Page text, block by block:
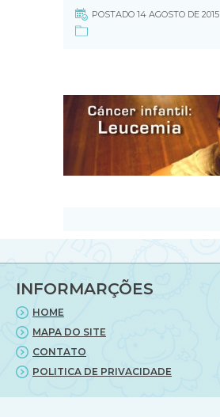
POSTADO 14 AGOSTO DE 2015
INFORMARÇÕES
HOME
MAPA DO SITE
CONTATO
POLITICA DE PRIVACIDADE